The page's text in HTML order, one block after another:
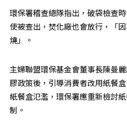
環保署稽查總隊指出，破袋檢查
使被查出，焚化廠也會放行，「
燒」。
主婦聯盟環保基金會董事長陳曼
膠政策後，引導消費者改用紙餐
紙餐盒氾濫，環保署應重新檢討
制。